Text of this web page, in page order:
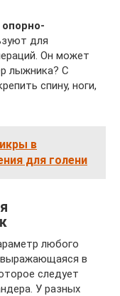
опорно-
для
Он может
лыжника? С
спину, ноги,
в
для голени
любого
в
следует
У разных